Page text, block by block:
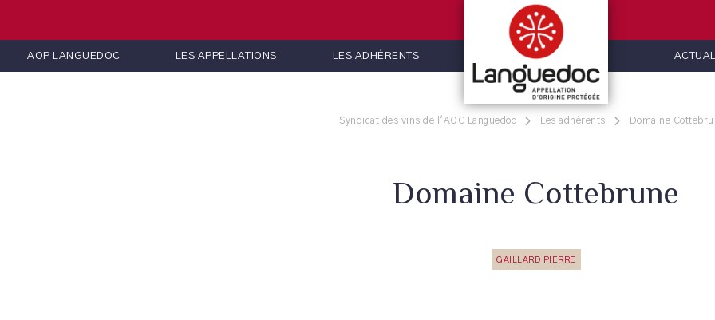
AOP LANGUEDOC LES APPELLATIONS LES ADHÉRENTS
Syndicat des vins de l'AOC Languedoc Les adhérents Domaine
Domaine Cottebrune
GAILLARD PIERRE